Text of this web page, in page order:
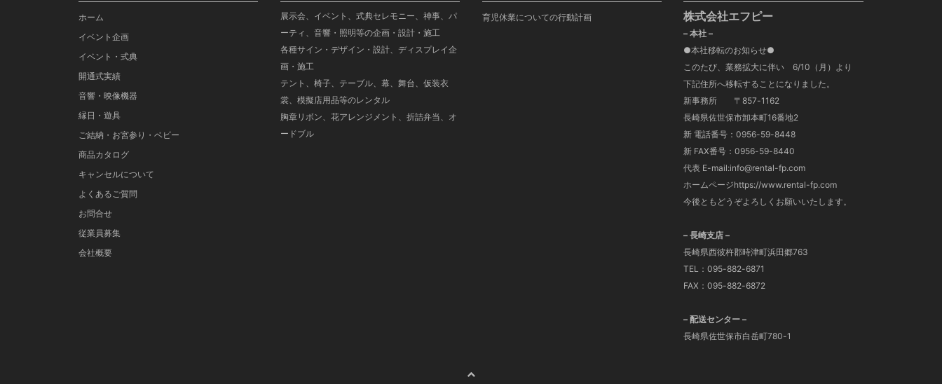
ホーム
イベント企画
イベント・式典
開通式実績
音響・映像機器
縁日・遊具
ご結納・お宮参り・ベビー
商品カタログ
キャンセルについて
よくあるご質問
お問合せ
従業員募集
会社概要
展示会、イベント、式典セレモニー、神事、パ
ーティ、音響・照明等の企画・設計・施工
各種サイン・デザイン・設計、ディスプレイ企
画・施工
テント、椅子、テーブル、幕、舞台、仮装衣
裳、模擬店用品等のレンタル
胸章リボン、花アレンジメント、折詰弁当、オ
ードブル
育児休業についての行動計画 株式会社エフピー
– 本社 –
●本社移転のお知らせ●
このたび、業務拡大に伴い 6/10（月）より
下記住所へ移転することになりました。
新事務所 〒857-1162
長崎県佐世保市卸本町16番地2
新 電話番号：0956-59-8448
新 FAX番号：0956-59-8440
代表 E-mail:info@rental-fp.com
ホームページhttps://www.rental-fp.com
今後ともどうぞよろしくお願いいたします。
– 長崎支店 –
長崎県西彼杵郡時津町浜田郷763
TEL：095-882-6871
FAX：095-882-6872
– 配送センター –
長崎県佐世保市白岳町780-1